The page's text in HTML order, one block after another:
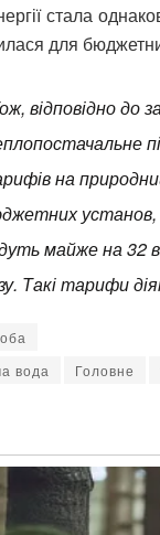
стала
для
відповідно до
на
установ,
майже на 32
Такі тарифи
вода Головне